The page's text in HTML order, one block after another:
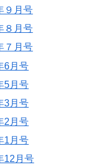
９月号
８月号
７月号
6月号
5月号
3月号
2月号
1月号
12月号